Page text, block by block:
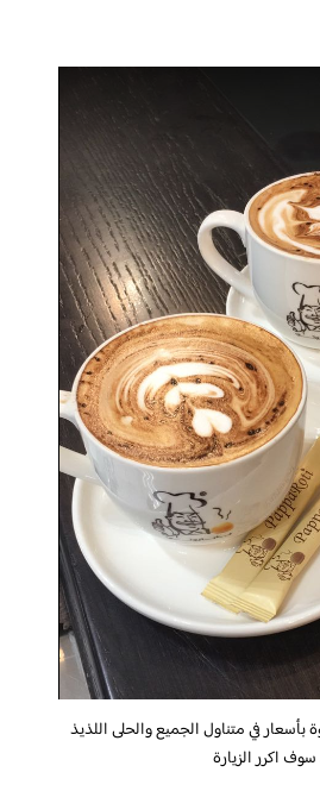
في متناول الجميع والحلى اللذيذ
سوف اكرر الزيارة